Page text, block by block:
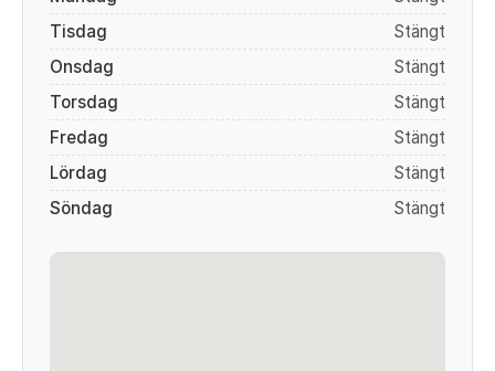
Tisdag
Stängt
Onsdag
Stängt
Torsdag
Stängt
Fredag
Stängt
Lördag
Stängt
Söndag
Stängt